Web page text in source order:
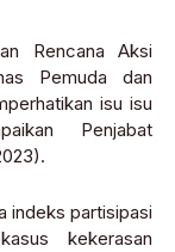
Rencana Aksi
Pemuda dan
isu isu
Penjabat
indeks partisipasi
kekerasan